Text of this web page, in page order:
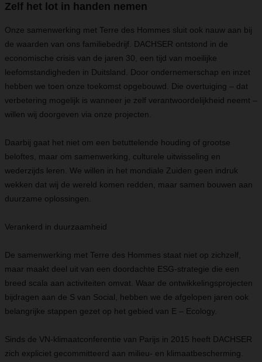
Zelf het lot in handen nemen
Onze samenwerking met Terre des Hommes sluit ook nauw aan bij
de waarden van ons familiebedrijf. DACHSER ontstond in de
economische crisis van de jaren 30, een tijd van moeilijke
leefomstandigheden in Duitsland. Door ondernemerschap en inzet
hebben we toen onze toekomst opgebouwd. Die overtuiging – dat
verbetering mogelijk is wanneer je zelf verantwoordelijkheid neemt –
willen wij doorgeven via onze projecten.
Daarbij gaat het niet om een betuttelende houding of grootse
beloftes, maar om samenwerking, culturele uitwisseling en
wederzijds leren. We willen in het mondiale Zuiden geen indruk
wekken dat wij de wereld komen redden, maar samen bouwen aan
duurzame oplossingen.
Verankerd in duurzaamheid
De samenwerking met Terre des Hommes staat niet op zichzelf,
maar maakt deel uit van een doordachte ESG-strategie die een
breed scala aan activiteiten omvat. Waar de ontwikkelingsprojecten
bijdragen aan de S van Social, hebben we de afgelopen jaren ook
belangrijke stappen gezet op het gebied van E – Ecology.
Sinds de VN-klimaatconferentie van Parijs in 2015 heeft DACHSER
zich expliciet gecommitteerd aan milieu- en klimaatbescherming.